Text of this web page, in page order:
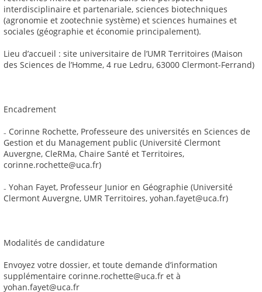
interdisciplinaire et partenariale, sciences biotechniques
(agronomie et zootechnie système) et sciences humaines et
sociales (géographie et économie principalement).
Lieu d’accueil : site universitaire de l’UMR Territoires (Maison
des Sciences de l’Homme, 4 rue Ledru, 63000 Clermont-Ferrand)
Encadrement
₋ Corinne Rochette, Professeure des universités en Sciences de
Gestion et du Management public (Université Clermont
Auvergne, CleRMa, Chaire Santé et Territoires,
corinne.rochette@uca.fr)
₋ Yohan Fayet, Professeur Junior en Géographie (Université
Clermont Auvergne, UMR Territoires, yohan.fayet@uca.fr)
Modalités de candidature
Envoyez votre dossier, et toute demande d’information
supplémentaire corinne.rochette@uca.fr et à
yohan.fayet@uca.fr